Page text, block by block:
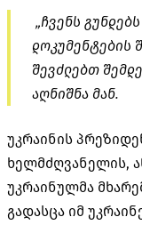
„ჩვენს
დოკუმენტების
შევძლებთ
აღნიშნა მან.
უკრაინის
ხელმძღვანელის,
უკრაინულმა
გადასცა იმ